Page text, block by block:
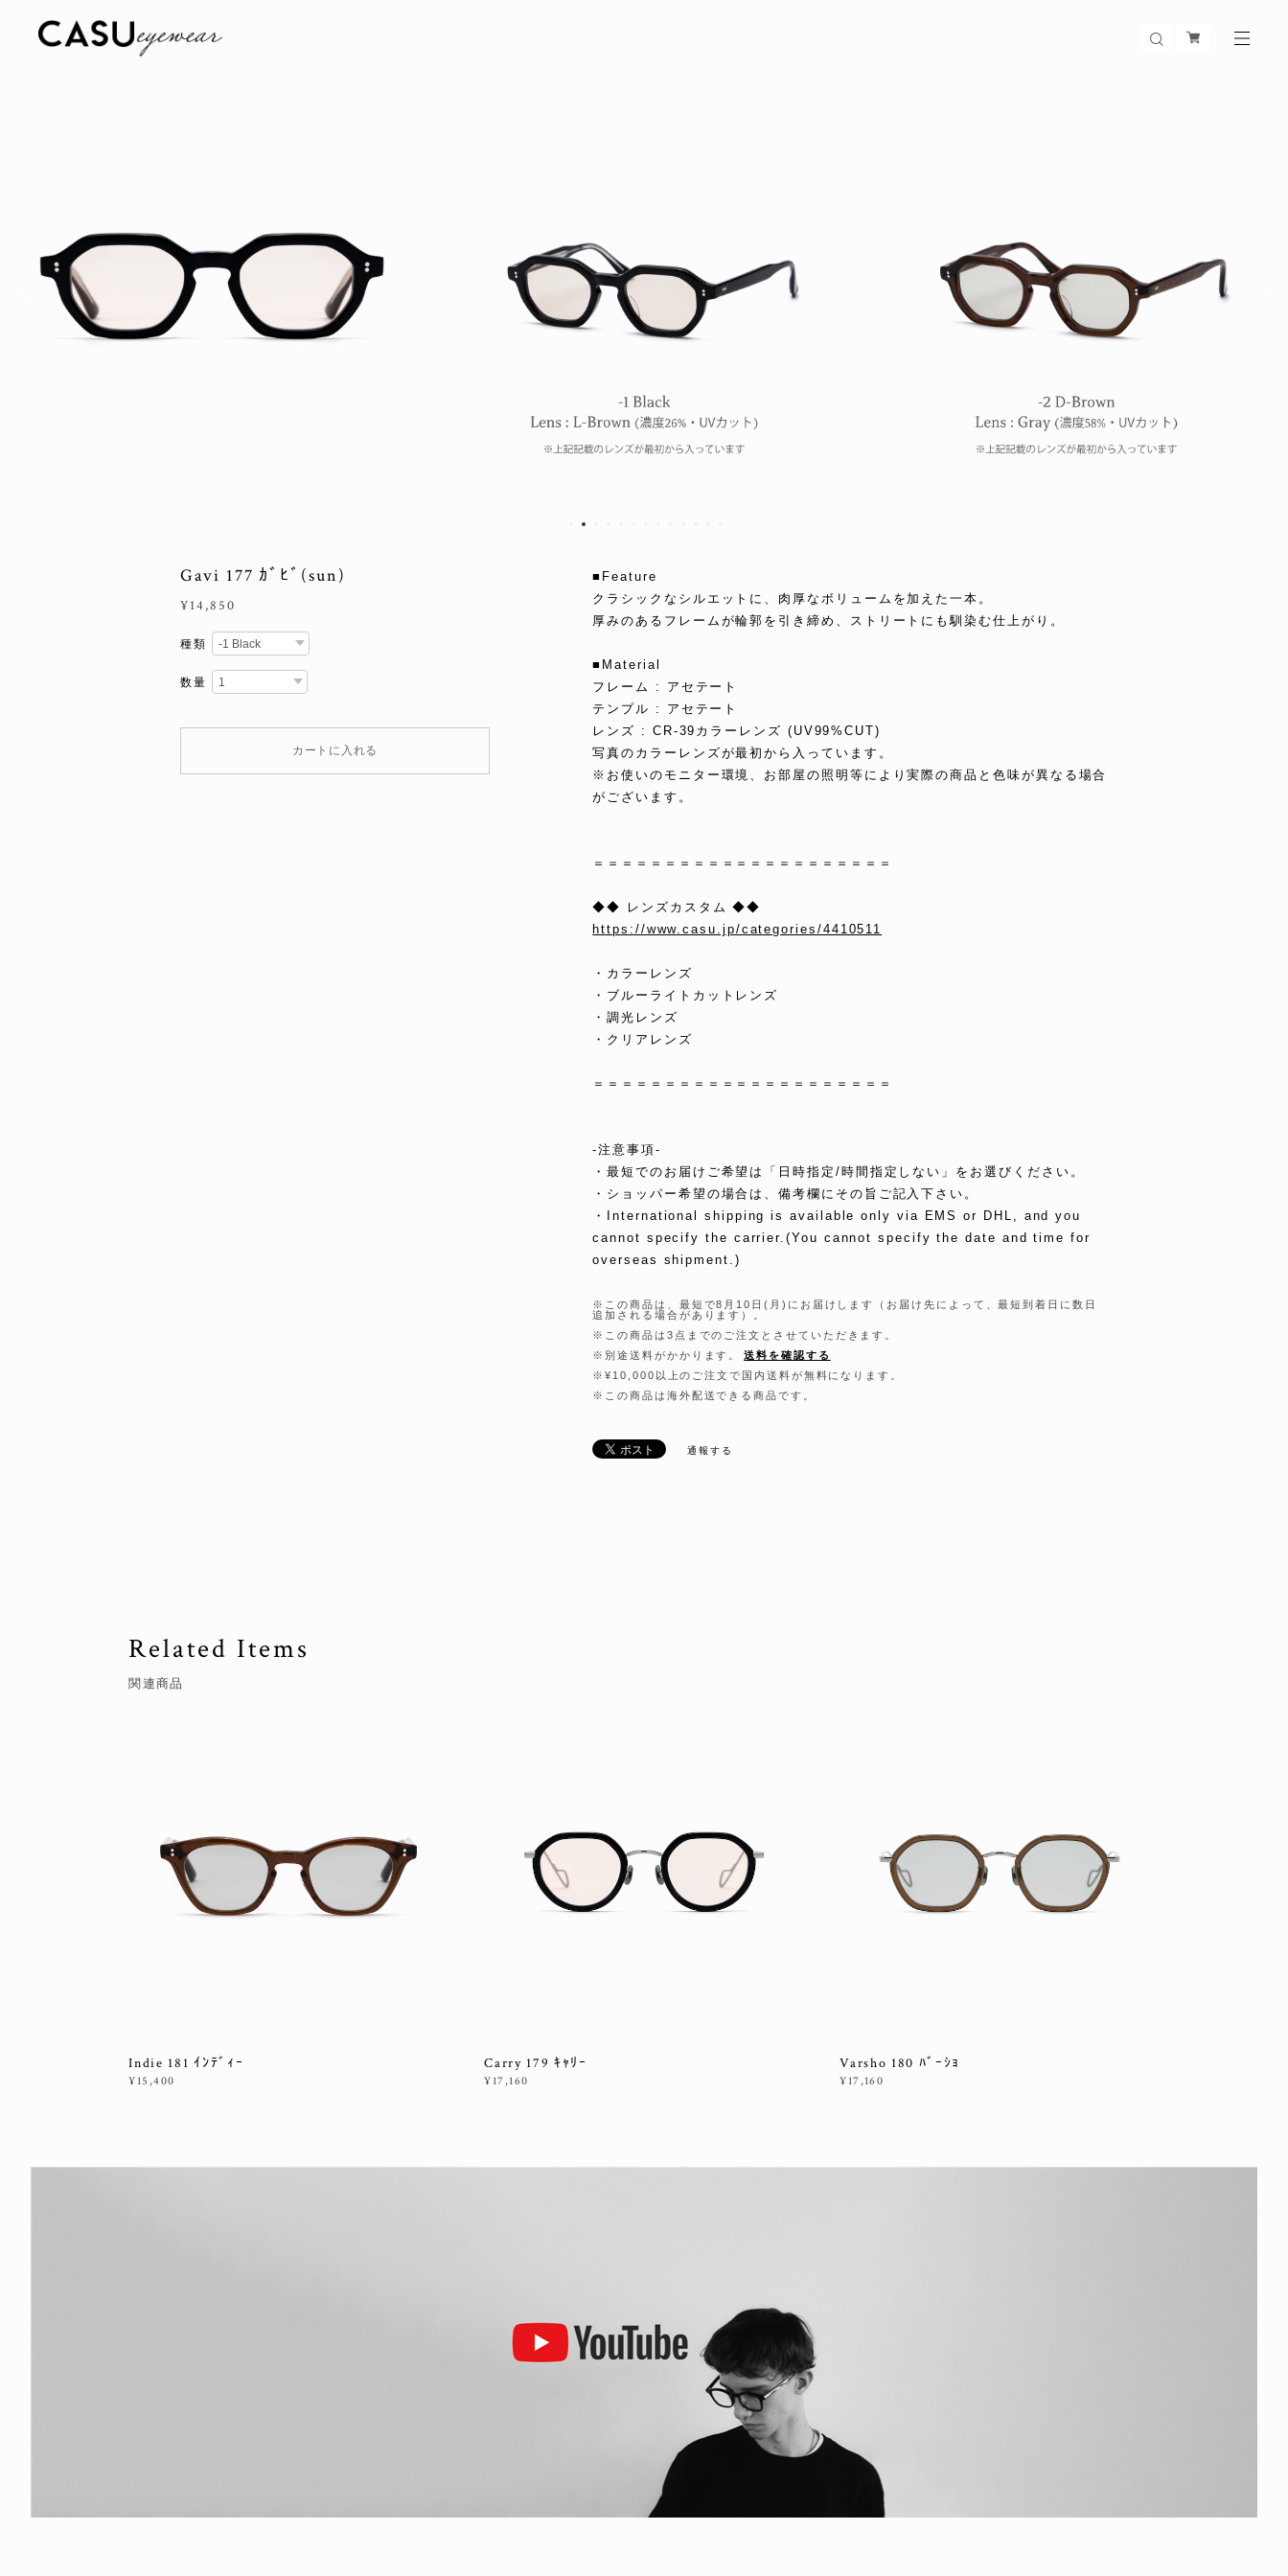
Gavi 177 ｶﾞﾋﾞ(sun)
¥14,850
種類
数量
カートに入れる
■Feature
クラシックなシルエットに、肉厚なボリュームを加えた一本。
厚みのあるフレームが輪郭を引き締め、ストリートにも馴染む仕上がり。
■Material
フレーム : アセテート
テンプル : アセテート
レンズ : CR-39カラーレンズ (UV99%CUT)
写真のカラーレンズが最初から入っています。
※お使いのモニター環境、お部屋の照明等により実際の商品と色味が異なる場合
がございます。
＝＝＝＝＝＝＝＝＝＝＝＝＝＝＝＝＝＝＝＝＝
◆◆ レンズカスタム ◆◆
https://www.casu.jp/categories/4410511
・カラーレンズ
・ブルーライトカットレンズ
・調光レンズ
・クリアレンズ
＝＝＝＝＝＝＝＝＝＝＝＝＝＝＝＝＝＝＝＝＝
-注意事項-
・最短でのお届けご希望は「日時指定/時間指定しない」をお選びください。
・ショッパー希望の場合は、備考欄にその旨ご記入下さい。
・International shipping is available only via EMS or DHL, and you
cannot specify the carrier.(You cannot specify the date and time for
overseas shipment.)
※この商品は、最短で8月10日(月)にお届けします（お届け先によって、最短到着日に数日
追加される場合があります）。
※この商品は3点までのご注文とさせていただきます。
※別途送料がかかります。
送料を確認する
※¥10,000以上のご注文で国内送料が無料になります。
※この商品は海外配送できる商品です。
通報する
Related Items
関連商品
Indie 181 ｲﾝﾃﾞｨｰ
¥15,400
Carry 179 ｷｬﾘｰ
¥17,160
Varsho 180 ﾊﾞｰｼｮ
¥17,160